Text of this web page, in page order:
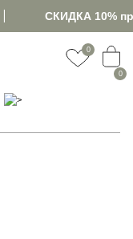
СКИДКА 10%
0
0